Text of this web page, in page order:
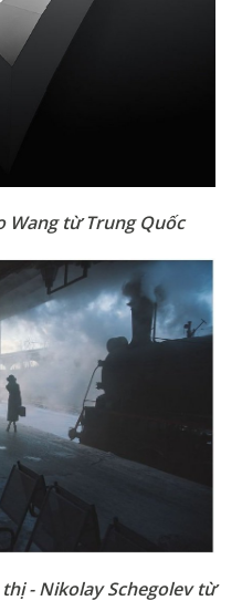
Wang từ Trung Quốc
- Nikolay Schegolev từ